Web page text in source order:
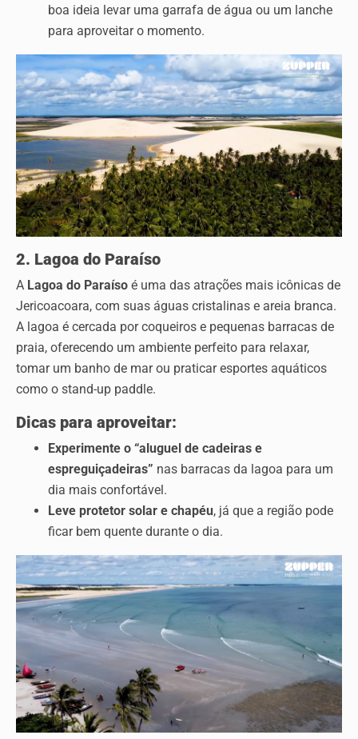
boa ideia levar uma garrafa de água ou um lanche
para aproveitar o momento.
2. Lagoa do Paraíso
A Lagoa do Paraíso é uma das atrações mais icônicas de
Jericoacoara, com suas águas cristalinas e areia branca.
A lagoa é cercada por coqueiros e pequenas barracas de
praia, oferecendo um ambiente perfeito para relaxar,
tomar um banho de mar ou praticar esportes aquáticos
como o stand-up paddle.
Dicas para aproveitar:
Experimente o “aluguel de cadeiras e
espreguiçadeiras” nas barracas da lagoa para um
dia mais confortável.
Leve protetor solar e chapéu, já que a região pode
ficar bem quente durante o dia.